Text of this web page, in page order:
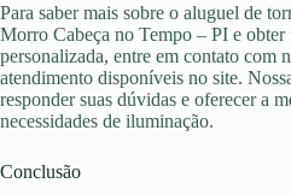
Para saber mais sobre o aluguel de
Morro Cabeça no Tempo – PI e obter
personalizada, entre em contato com
atendimento disponíveis no site.
responder suas dúvidas e oferecer a
necessidades de iluminação.
Conclusão